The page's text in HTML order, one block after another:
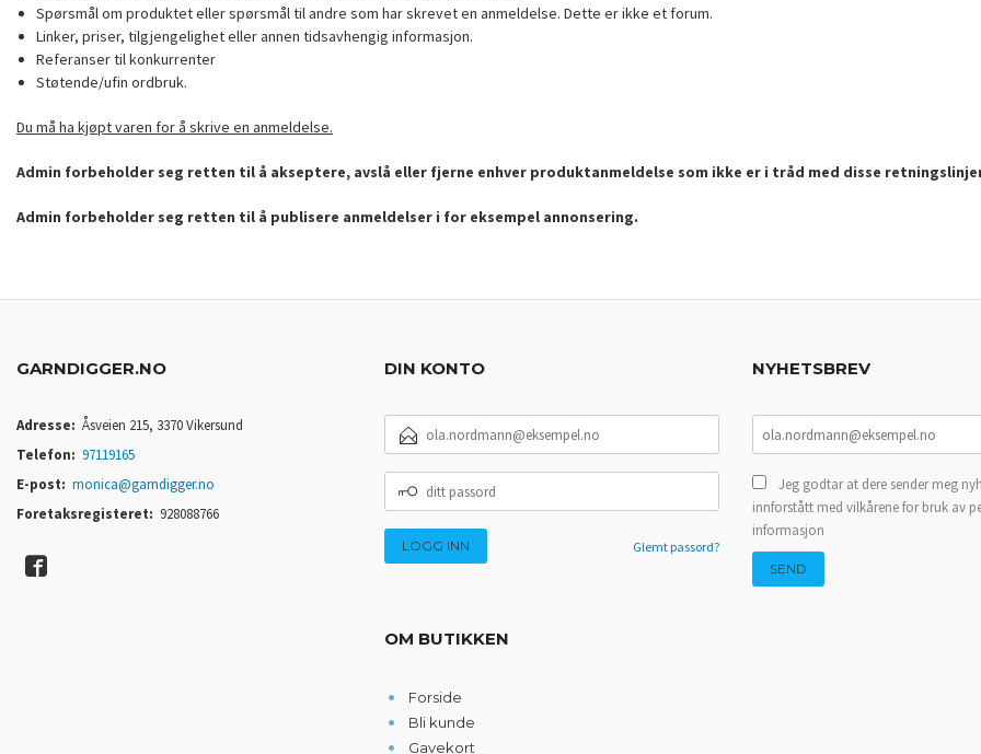
Spørsmål om produktet eller spørsmål til andre som har skrevet en anmeldelse. Dette er ikke et forum.
Linker, priser, tilgjengelighet eller annen tidsavhengig informasjon.
Referanser til konkurrenter
Støtende/ufin ordbruk.
Du må ha kjøpt varen for å skrive en anmeldelse.
Admin forbeholder seg retten til å akseptere, avslå eller fjerne enhver produktanmeldelse som ikke er i tråd med disse
Admin forbeholder seg retten til å publisere anmeldelser i for eksempel annonsering.
GARNDIGGER.NO
Adresse: Åsveien 215, 3370 Vikersund
Telefon: 97119165
E-post: monica@garndigger.no
Foretaksregisteret: 928088766
DIN KONTO
POSTADRESSE
PASSORD
Glemt passord?
OM BUTIKKEN
Forside
Bli kunde
Gavekort
NYHETSBREV
Jeg godtar at dere sender meg
innforstått med vilkårene for bruk av
informasjon